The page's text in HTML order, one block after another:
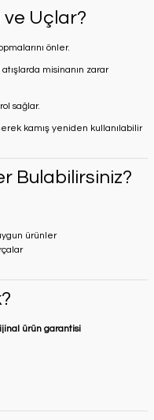
ve Uçlar?
önler.
misinanın zarar
sağlar.
kamış yeniden kullanılabilir
Bulabilirsiniz?
ürünler
ürün garantisi